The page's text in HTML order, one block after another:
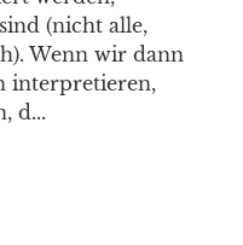
(nicht alle,
Wenn wir dann
interpretieren,
d...